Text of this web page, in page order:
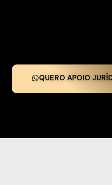
QUERO APOIO